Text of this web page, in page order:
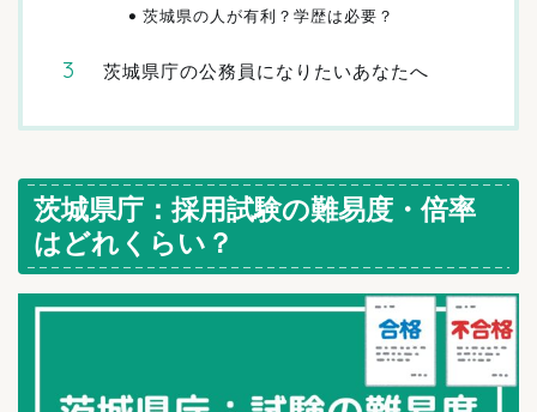
茨城県の人が有利？学歴は必要？
茨城県庁の公務員になりたいあなたへ
茨城県庁：採用試験の難易度・倍率
はどれくらい？